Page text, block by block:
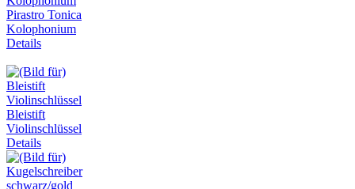
Pirastro Tonica
Kolophonium
Details
Bleistift
Violinschlüssel
Details